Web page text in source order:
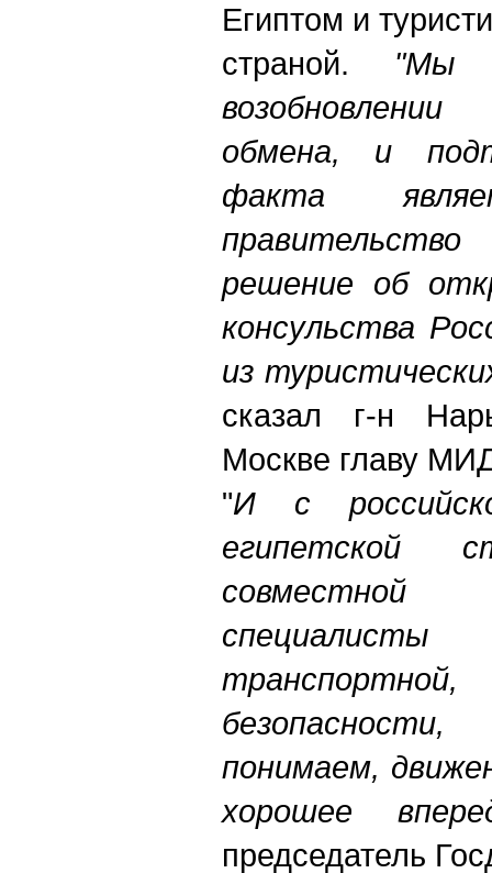
Египтом и
страной. "Мы
обмена, и
факта
решение об
консульства
из
сказал г-н
Москве главу
"И с
египетской
понимаем,
хорошеевпере
председатель